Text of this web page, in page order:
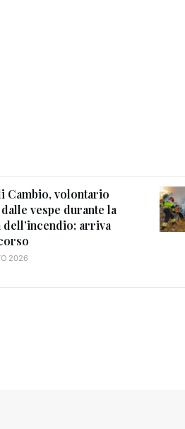
Cambio, volontario
vespe durante la
arriva
2026